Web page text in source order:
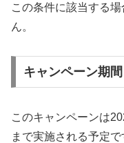
この条件に該当する
ん。
キャンペーン期
このキャンペーンは
まで実施される予定